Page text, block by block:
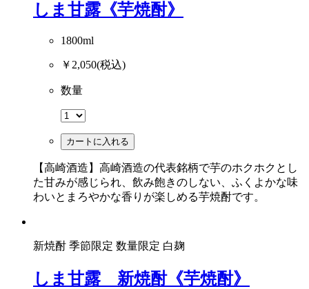
しま甘露《芋焼酎》
1800ml
￥2,050(税込)
数量
カートに入れる
【高崎酒造】高崎酒造の代表銘柄で芋のホクホクとし
た甘みが感じられ、飲み飽きのしない、ふくよかな味
わいとまろやかな香りが楽しめる芋焼酎です。
新焼酎 季節限定 数量限定 白麹
しま甘露 新焼酎《芋焼酎》